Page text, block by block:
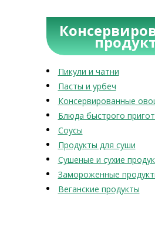
Пикули и чатни
Пасты и урбеч
Консервированные
Блюда быстрого
Соусы
Продукты для суши
Сушеные и сухие
Замороженные
Веганские продукты